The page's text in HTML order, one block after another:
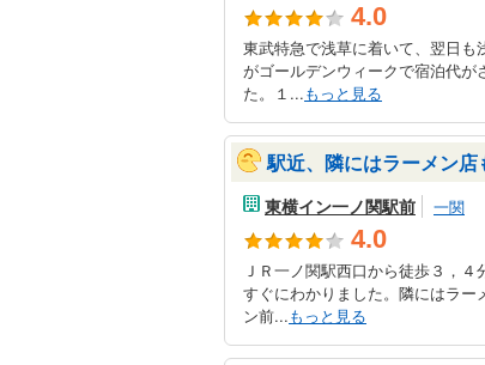
4.0
東武特急で浅草に着いて、翌日
がゴールデンウィークで宿泊代が
た。１...もっと見る
駅近、隣にはラーメン店
東横イン一ノ関駅前 一関
4.0
ＪＲ一ノ関駅西口から徒歩３，
すぐにわかりました。隣にはラー
ン前...もっと見る